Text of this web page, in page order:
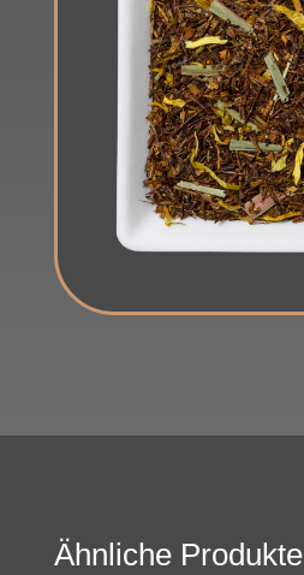
Ähnliche Produkte